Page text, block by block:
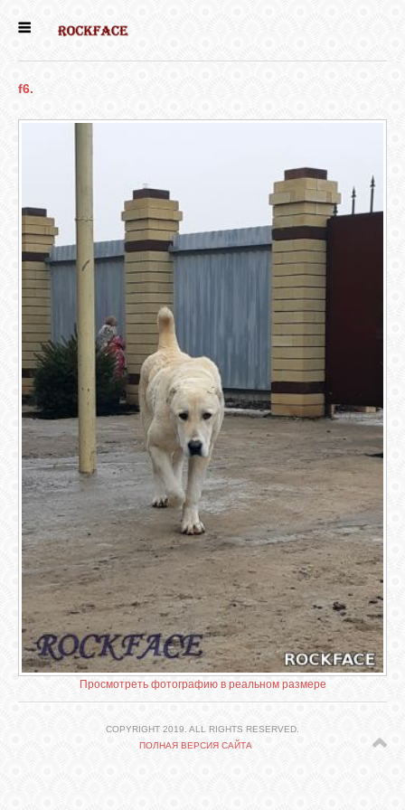
НАШИ
СОБАКИ
НАШИ КОШКИ
КНИГИ
СВЯЗЬ
ВХОД
VK
FACEBOOK
TWITTER
f6.
Просмотреть фотографию в реальном размере
COPYRIGHT 2019. ALL RIGHTS RESERVED.
ПОЛНАЯ ВЕРСИЯ САЙТА